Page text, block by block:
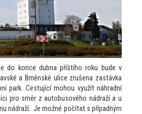
do konce dubna příštího roku bude v
a Brněnské ulice zrušena zastávka
park. Cestující mohou využít náhradní
pro směr z autobusového nádraží a u
nádraží. Je možné počítat s případným